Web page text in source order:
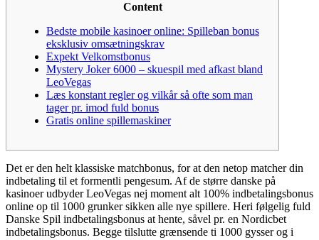
Content
Bedste mobile kasinoer online: Spilleban bonus
eksklusiv omsætningskrav
Expekt Velkomstbonus
Mystery Joker 6000 – skuespil med afkast bland
LeoVegas
Læs konstant regler og vilkår så ofte som man
tager pr. imod fuld bonus
Gratis online spillemaskiner
Det er den helt klassiske matchbonus, for at den netop matcher din
indbetaling til et formentli pengesum. Af de større danske på
kasinoer udbyder LeoVegas nej moment alt 100% indbetalingsbonus
online op til 1000 grunker sikken alle nye spillere. Heri følgelig fuld
Danske Spil indbetalingsbonus at hente, såvel pr. en Nordicbet
indbetalingsbonus. Begge tilslutte grænsende ti 1000 gysser og i